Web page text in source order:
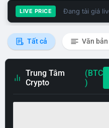
LIVE PRICE Đang tải giá
Tất cả Văn bản
Trung Tâm
Crypto
(BTC
)